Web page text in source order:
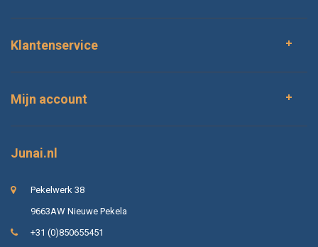
Klantenservice
Mijn account
Junai.nl
Pekelwerk 38
9663AW Nieuwe Pekela
+31 (0)850655451